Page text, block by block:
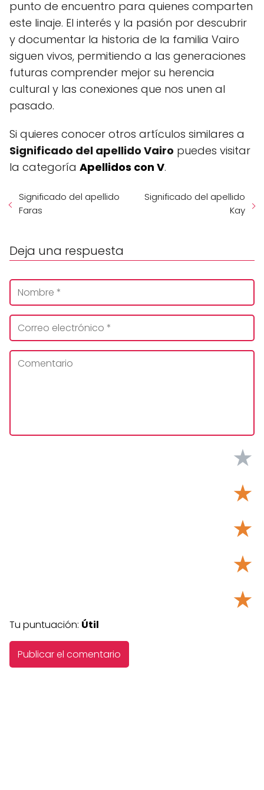
punto de encuentro para quienes comparten
este linaje. El interés y la pasión por descubrir
y documentar la historia de la familia Vairo
siguen vivos, permitiendo a las generaciones
futuras comprender mejor su herencia
cultural y las conexiones que nos unen al
pasado.
Si quieres conocer otros artículos similares a
Significado del apellido Vairo puedes visitar
la categoría Apellidos con V.
Significado del apellido
Faras
Significado del apellido
Kay
Deja una respuesta
★
★
★
★
★
Tu puntuación: Útil